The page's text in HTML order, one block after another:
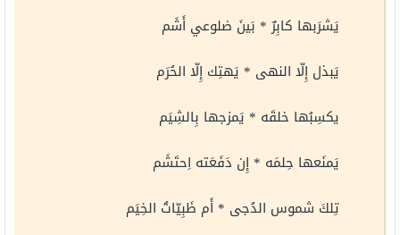
يَشرَبها كابِرٌ * بَينَ ضلوعي أَشَم
يَبذل إِلّا النهى * يَهتِك إِلّا الحُرَم
يكسِبُها خلقَه * يَمزجها بِالشِيَم
يَمنَعها حِلمَه * إِن دَفَعَته اِحتَشَم
تِلكَ شموس الدُجى * أَم ظَبِيّاتُ الخِيَم